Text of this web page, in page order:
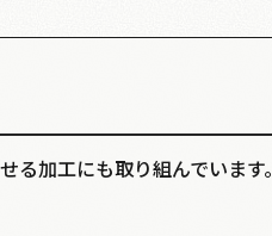
加工にも取り組んでいます。